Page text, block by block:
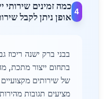
4
כמה זמינים שירותי
אופן ניתן לקבל
בבני ברק ישנה ריכוז
בתחום ייצור מתכת,
של שירותים
מציעים תגובות